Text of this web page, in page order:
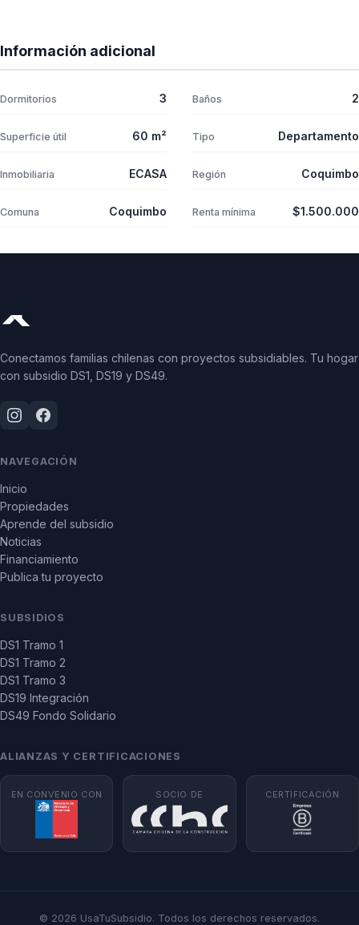
Información adicional
Dormitorios 3 Baños 2
Superficie útil 60 m² Tipo Departamento
Inmobiliaria ECASA Región Coquimbo
Comuna Coquimbo Renta mínima $1.500.000
Conectamos familias chilenas con proyectos subsidiables. Tu hogar
con subsidio DS1, DS19 y DS49.
NAVEGACIÓN
Inicio
Propiedades
Aprende del subsidio
Noticias
Financiamiento
Publica tu proyecto
SUBSIDIOS
DS1 Tramo 1
DS1 Tramo 2
DS1 Tramo 3
DS19 Integración
DS49 Fondo Solidario
ALIANZAS Y CERTIFICACIONES
EN CONVENIO CON SOCIO DE CERTIFICACIÓN
© 2026 UsaTuSubsidio. Todos los derechos reservados.